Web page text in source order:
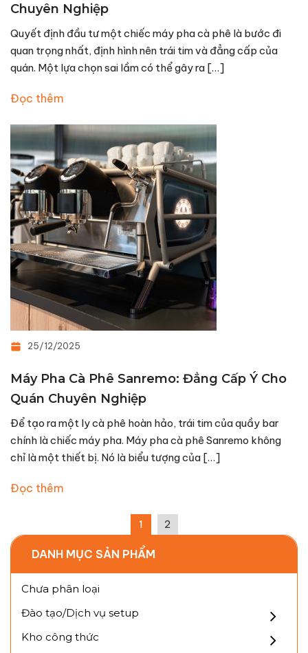
Chuyên Nghiệp
Quyết định đầu tư một chiếc máy pha cà phê là bước đi
quan trọng nhất, định hình nên trái tim và đẳng cấp của
quán. Một lựa chọn sai lầm có thể gây ra […]
Đọc thêm
25/12/2025
Máy Pha Cà Phê Sanremo: Đẳng Cấp Ý Cho
Quán Chuyên Nghiệp
Để tạo ra một ly cà phê hoàn hảo, trái tim của quầy bar
chính là chiếc máy pha. Máy pha cà phê Sanremo không
chỉ là một thiết bị. Nó là biểu tượng của […]
Đọc thêm
1 2
DANH MỤC SẢN PHẨM
Chưa phân loại
Đào tạo/Dịch vụ setup
Kho công thức